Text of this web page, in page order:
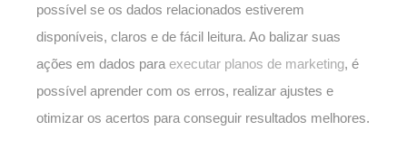
possível se os dados relacionados estiverem
disponíveis, claros e de fácil leitura. Ao balizar suas
ações em dados para executar planos de marketing, é
possível aprender com os erros, realizar ajustes e
otimizar os acertos para conseguir resultados melhores.